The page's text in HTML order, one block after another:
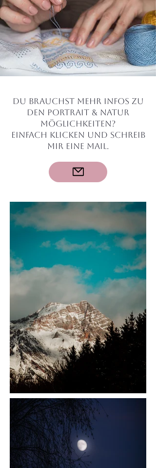
Du brauchst mehr infos zu
den POrtrait & Natur
Möglichkeiten?
Einfach klicken und schreib
mir eine mail.